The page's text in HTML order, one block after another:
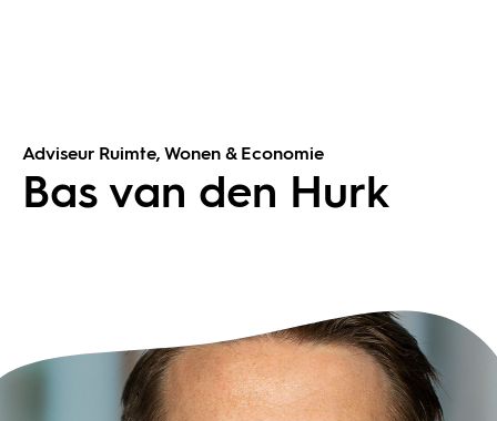
Adviseur Ruimte, Wonen & Economie
Bas van den Hurk